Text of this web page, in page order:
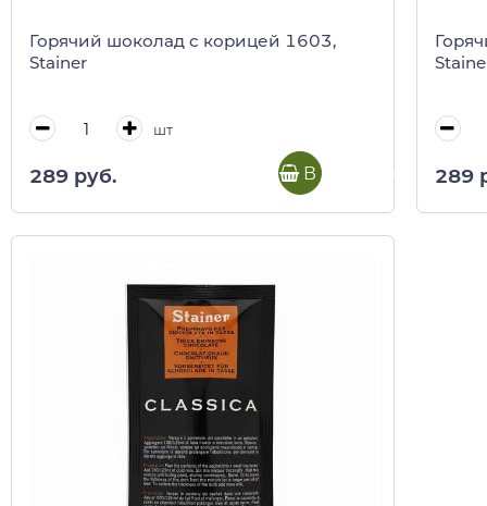
Горячий шоколад с корицей 1603,
Stainer
шт
289 руб. В корзину 289